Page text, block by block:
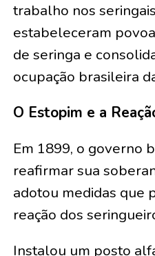
trabalho nos
estabeleceram
de seringa e
ocupação brasileira
O Estopim e a
Em 1899, o governo
reafirmar sua
adotou medidas que
reação dos
Instalou um posto